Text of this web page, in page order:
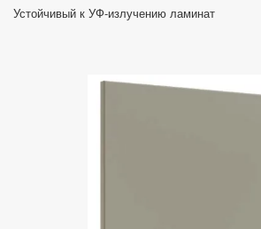
Устойчивый к УФ-излучению ламинат